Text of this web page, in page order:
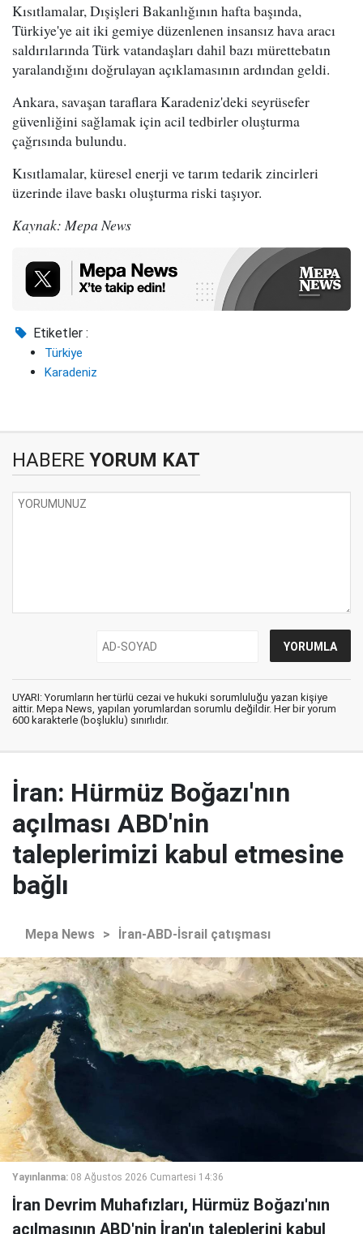
Kısıtlamalar, Dışişleri Bakanlığının hafta başında,
Türkiye'ye ait iki gemiye düzenlenen insansız hava aracı
saldırılarında Türk vatandaşları dahil bazı mürettebatın
yaralandığını doğrulayan açıklamasının ardından geldi.
Ankara, savaşan taraflara Karadeniz'deki seyrüsefer
güvenliğini sağlamak için acil tedbirler oluşturma
çağrısında bulundu.
Kısıtlamalar, küresel enerji ve tarım tedarik zincirleri
üzerinde ilave baskı oluşturma riski taşıyor.
Kaynak: Mepa News
Etiketler :
Türkiye
Karadeniz
HABERE YORUM KAT
UYARI: Yorumların her türlü cezai ve hukuki sorumluluğu yazan kişiye
aittir. Mepa News, yapılan yorumlardan sorumlu değildir. Her bir yorum
600 karakterle (boşluklu) sınırlıdır.
İran: Hürmüz Boğazı'nın
açılması ABD'nin
taleplerimizi kabul etmesine
bağlı
Mepa News > İran-ABD-İsrail çatışması
Yayınlanma: 08 Ağustos 2026 Cumartesi 14:36
İran Devrim Muhafızları, Hürmüz Boğazı'nın
açılmasının ABD'nin İran'ın taleplerini kabul